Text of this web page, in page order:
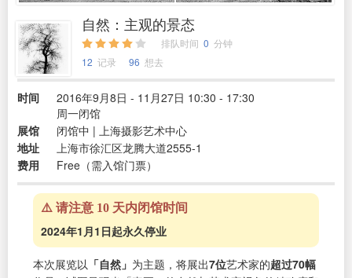
自然：主观的景态
排队时间 0 分钟
12 记录 96 想去
时间
2016年9月8日 - 11月27日 10:30 - 17:30
周一闭馆
展馆
闭馆中 | 上海摄影艺术中心
地址
上海市徐汇区龙腾大道2555-1
费用
Free（需入馆门票）
⚠️ 请注意 10 天内闭馆时间
2024年1月1日起永久停业
本次展览以 「自然」 为主题，将展出7位艺术家的超过70幅